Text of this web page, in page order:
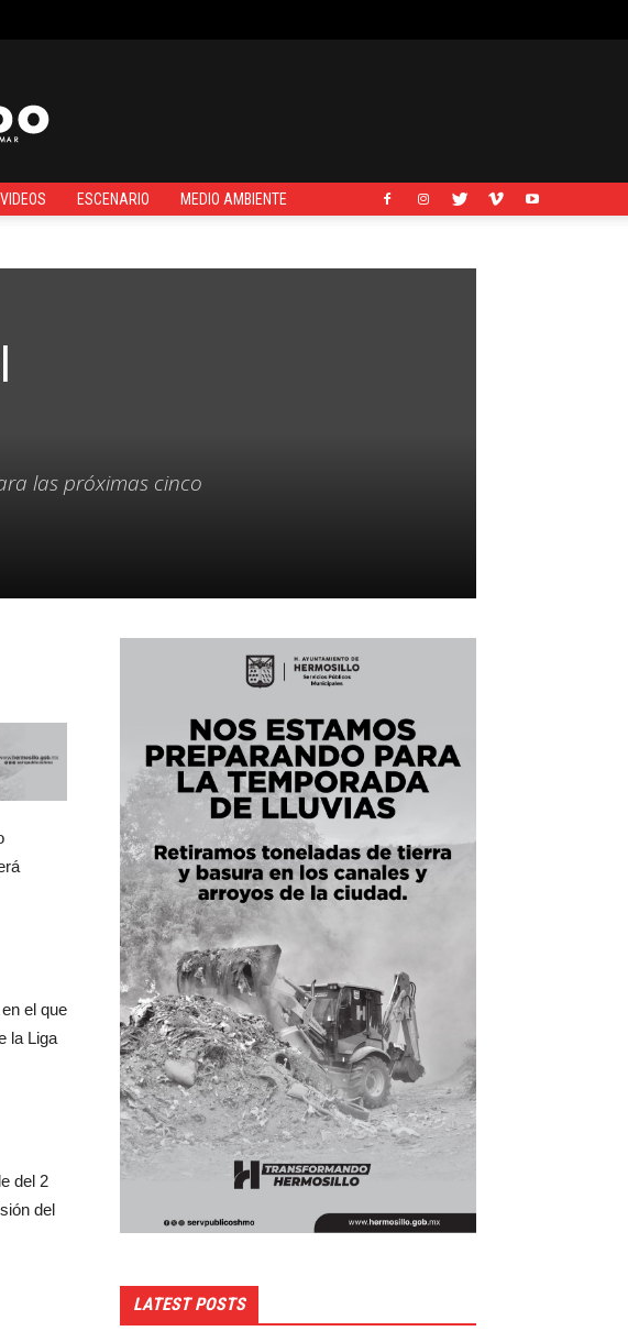
VIDEOS ESCENARIO MEDIO AMBIENTE
las próximas cinco
el que
la Liga
del 2
del
LATEST POSTS